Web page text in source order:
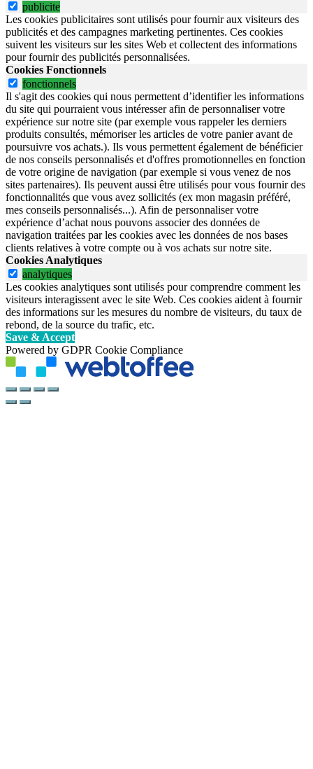
publicite
Les cookies publicitaires sont utilisés pour fournir aux visiteurs des
publicités et des campagnes marketing pertinentes. Ces cookies
suivent les visiteurs sur les sites Web et collectent des informations
pour fournir des publicités personnalisées.
Cookies Fonctionnels
fonctionnels
Il s'agit des cookies qui nous permettent d’identifier les informations
du site qui pourraient vous intéresser afin de personnaliser votre
expérience sur notre site (par exemple vous rappeler les derniers
produits consultés, mémoriser les articles de votre panier avant de
poursuivre vos achats.). Ils vous permettent également de bénéficier
de nos conseils personnalisés et d'offres promotionnelles en fonction
de votre origine de navigation (par exemple si vous venez de nos
sites partenaires). Ils peuvent aussi être utilisés pour vous fournir des
fonctionnalités que vous avez sollicités (ex mon magasin préféré,
mes conseils personnalisés...). Afin de personnaliser votre
expérience d’achat nous pouvons associer des données de
navigation traitées par les cookies avec les données de nos bases
clients relatives à votre compte ou à vos achats sur notre site.
Cookies Analytiques
analytiques
Les cookies analytiques sont utilisés pour comprendre comment les
visiteurs interagissent avec le site Web. Ces cookies aident à fournir
des informations sur les mesures du nombre de visiteurs, du taux de
rebond, de la source du trafic, etc.
Save & Accept
Powered by GDPR Cookie Compliance